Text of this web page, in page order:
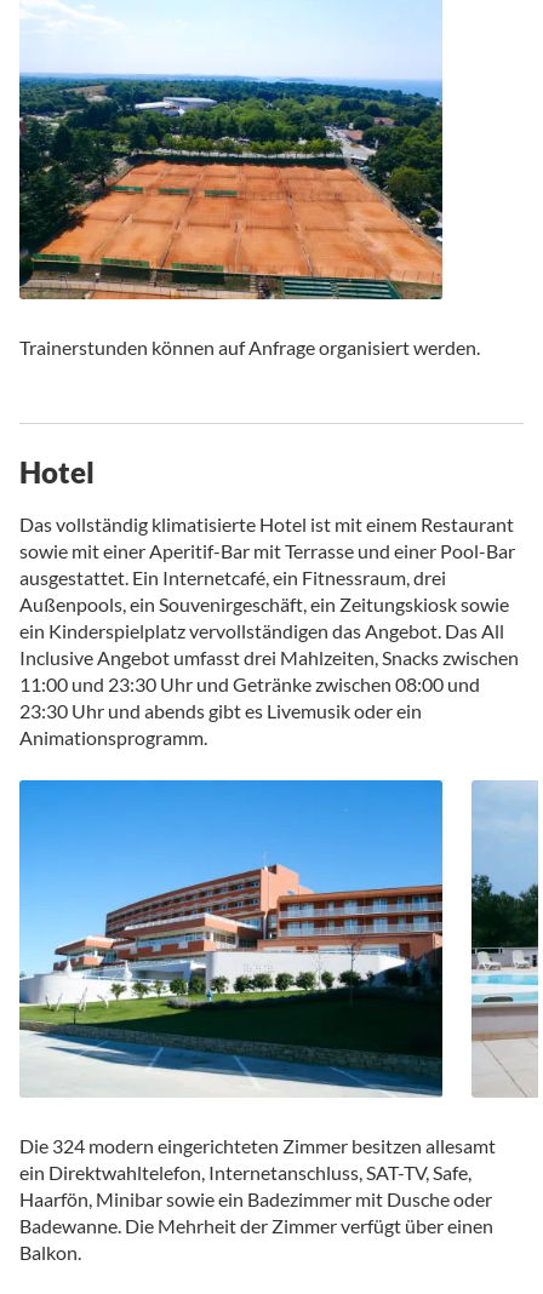
Trainerstunden können auf Anfrage organisiert werden.
Hotel
Das vollständig klimatisierte Hotel ist mit einem Restaurant
sowie mit einer Aperitif-Bar mit Terrasse und einer Pool-Bar
ausgestattet. Ein Internetcafé, ein Fitnessraum, drei
Außenpools, ein Souvenirgeschäft, ein Zeitungskiosk sowie
ein Kinderspielplatz vervollständigen das Angebot. Das All
Inclusive Angebot umfasst drei Mahlzeiten, Snacks zwischen
11:00 und 23:30 Uhr und Getränke zwischen 08:00 und
23:30 Uhr und abends gibt es Livemusik oder ein
Animationsprogramm.
Die 324 modern eingerichteten Zimmer besitzen allesamt
ein Direktwahltelefon, Internetanschluss, SAT-TV, Safe,
Haarfön, Minibar sowie ein Badezimmer mit Dusche oder
Badewanne. Die Mehrheit der Zimmer verfügt über einen
Balkon.